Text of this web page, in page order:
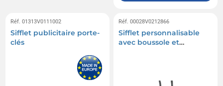
Réf. 01313V0111002
Sifflet publicitaire porte-
clés
Réf. 00028V0212866
Sifflet personnalisable
avec boussole et